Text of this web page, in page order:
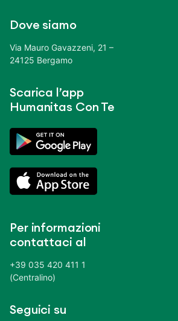
Dove siamo
Via Mauro Gavazzeni, 21 –
24125 Bergamo
Scarica l’app
Humanitas Con Te
Per informazioni
contattaci al
+39 035 420 411 1
(Centralino)
Seguici su